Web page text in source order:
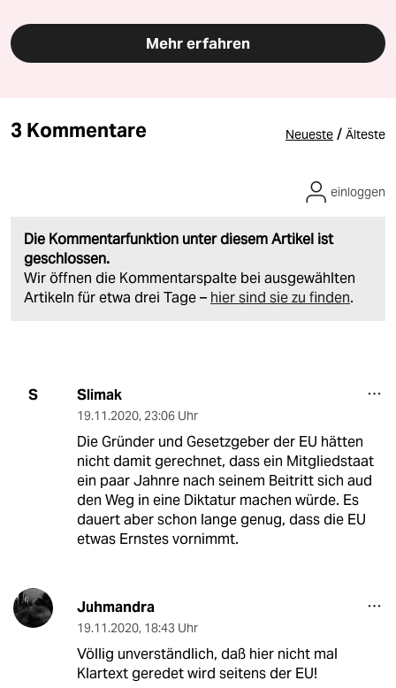
Mehr erfahren
3 Kommentare Neueste / Älteste
Die Kommentarfunktion unter diesem Artikel ist
geschlossen.
Wir öffnen die Kommentarspalte bei ausgewählten
Artikeln für etwa drei Tage – hier sind sie zu finden.
einloggen
S Slimak
19.11.2020, 23:06 Uhr
Die Gründer und Gesetzgeber der EU hätten
nicht damit gerechnet, dass ein Mitgliedstaat
ein paar Jahnre nach seinem Beitritt sich aud
den Weg in eine Diktatur machen würde. Es
dauert aber schon lange genug, dass die EU
etwas Ernstes vornimmt.
Juhmandra
19.11.2020, 18:43 Uhr
Völlig unverständlich, daß hier nicht mal
Klartext geredet wird seitens der EU!